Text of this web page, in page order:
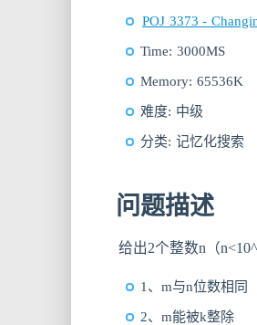
POJ 3373 -
Time: 3000MS
Memory: 65536K
难度: 中级
分类: 记忆化搜索
问题描述
给出2个整数n（
1、m与n位数相同
2、m能被k整除